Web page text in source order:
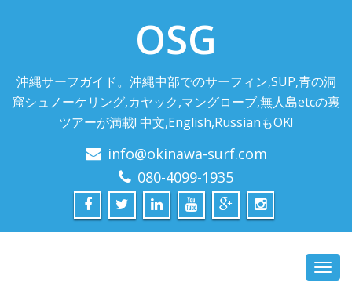
OSG
沖縄サーフガイド。沖縄中部でのサーフィン,SUP,青の洞
窟シュノーケリング,カヤック,マングローブ,無人島etcの裏
ツアーが満載! 中文,English,RussianもOK!
info@okinawa-surf.com
080-4099-1935